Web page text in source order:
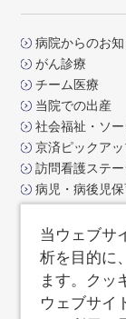
病院からのお
がん診療
チーム医療
当院での出産
社会福祉・ソ
京済ピックアッ
訪問看護ステ
病児・病後児保
お問合せ
よくあるご質問
サイトポリシー
サイトマップ
済生会支部京都
当ウェブサ
析を目的に
ます。クッ
ウェブサイ